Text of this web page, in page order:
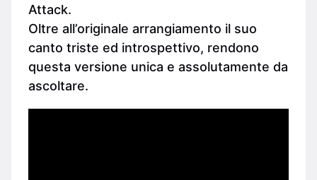
Attack.
Oltre all’originale arrangiamento il suo
canto triste ed introspettivo, rendono
questa versione unica e assolutamente da
ascoltare.